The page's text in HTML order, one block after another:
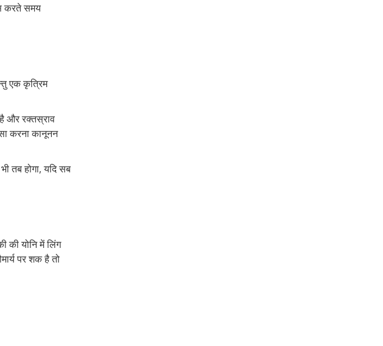
करते समय
एक कृत्रिम
और रक्तस्राव
करना कानूनन
तब होगा, यदि सब
की योनि में लिंग
पर शक है तो